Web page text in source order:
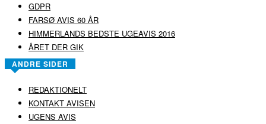
GDPR
FARSØ AVIS 60 ÅR
HIMMERLANDS BEDSTE UGEAVIS 2016
ÅRET DER GIK
ANDRE SIDER
REDAKTIONELT
KONTAKT AVISEN
UGENS AVIS